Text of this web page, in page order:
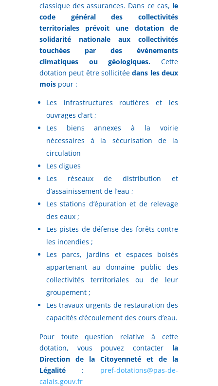
classique des assurances. Dans ce cas, le
code général des collectivités
territoriales prévoit une dotation de
solidarité nationale aux collectivités
touchées par des événements
climatiques ou géologiques. Cette
dotation peut être sollicitéedans les deux
moispour :
Les infrastructures routières et les
ouvrages d’art ;
Les biens annexes à la voirie
nécessaires à la sécurisation de la
circulation
Les digues
Les réseaux de distribution et
d’assainissement de l’eau ;
Les stations d’épuration et de relevage
des eaux ;
Les pistes de défense des forêts contre
les incendies ;
Les parcs, jardins et espaces boisés
appartenant au domaine public des
collectivités territoriales ou de leur
groupement ;
Les travaux urgents de restauration des
capacités d’écoulement des cours d’eau.
Pour toute question relative à cette
dotation, vous pouvez contacter la
Direction de la Citoyenneté et de la
Légalité: pref-dotations@pas-de-
calais.gouv.fr